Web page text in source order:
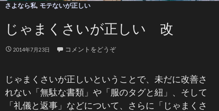
さよなら私, モテないが正しい
じゃまくさいが正しい 改
2014年7月23日 コメントをどうぞ
じゃまくさいが正しいということで、未だに改善さ
れない「無駄な書類」や「服のタグと紐」、そして
「礼儀と返事」などについて、さらに「じゃまくさ